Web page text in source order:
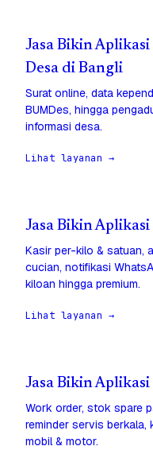
Jasa Bikin
Desa di Bangli
Surat online, data
BUMDes, hingga
informasi desa.
Lihat layanan →
Jasa Bikin
Kasir per-kilo & satuan,
cucian, notifikasi
kiloan hingga premium.
Lihat layanan →
Jasa Bikin
Work order, stok spare
reminder servis
mobil & motor.